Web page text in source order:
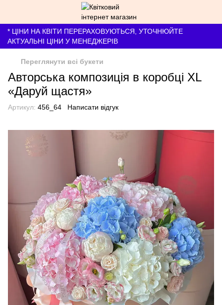
* ЦІНИ НА КВІТИ ПЕРЕРАХОВУЮТЬСЯ, УТОЧНЮЙТЕ
АКТУАЛЬНІ ЦІНИ У МЕНЕДЖЕРІВ
Переглянути всі букети
Авторська композиція в коробці XL
«Даруй щастя»
Артикул: 456_64 Написати відгук